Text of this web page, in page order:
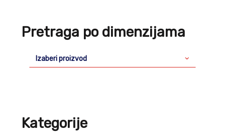
Pretraga po dimenzijama
Izaberi proizvod
Kategorije